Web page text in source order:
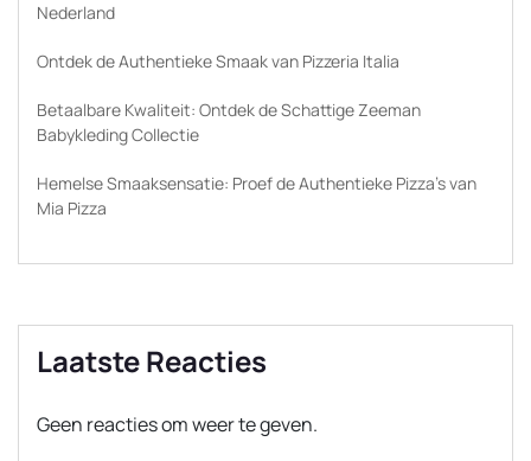
Nederland
Ontdek de Authentieke Smaak van Pizzeria Italia
Betaalbare Kwaliteit: Ontdek de Schattige Zeeman
Babykleding Collectie
Hemelse Smaaksensatie: Proef de Authentieke Pizza’s van
Mia Pizza
Laatste Reacties
Geen reacties om weer te geven.